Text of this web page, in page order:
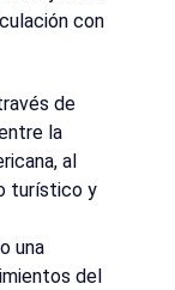
con
de
la
al
turístico y
una
del